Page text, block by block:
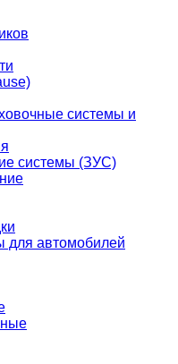
системы и
системы (ЗУС)
для автомобилей